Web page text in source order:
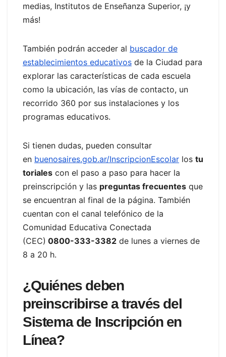
medias, Institutos de Enseñanza Superior, ¡y
más!
También podrán acceder al buscador de
establecimientos educativos de la Ciudad para
explorar las características de cada escuela
como la ubicación, las vías de contacto, un
recorrido 360 por sus instalaciones y los
programas educativos.
Si tienen dudas, pueden consultar
en buenosaires.gob.ar/InscripcionEscolar los tu
toriales con el paso a paso para hacer la
preinscripción y las preguntas frecuentes que
se encuentran al final de la página. También
cuentan con el canal telefónico de la
Comunidad Educativa Conectada
(CEC) 0800-333-3382 de lunes a viernes de
8 a 20 h.
¿Quiénes deben
preinscribirse a través del
Sistema de Inscripción en
Línea?